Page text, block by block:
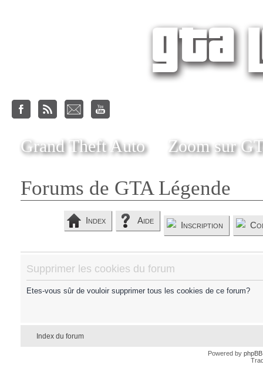
Grand Theft Auto Zoom sur
Forums de GTA Légende
Index Aide Inscription
Supprimer les cookies du forum
Etes-vous sûr de vouloir supprimer tous les cookies de ce forum?
Index du forum
Powered by phpBB